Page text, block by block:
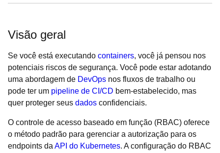
Visão geral
Se você está executando containers, você já pensou nos
potenciais riscos de segurança. Você pode estar adotando
uma abordagem de DevOps nos fluxos de trabalho ou
pode ter um pipeline de CI/CD bem-estabelecido, mas
quer proteger seus dados confidenciais.
O controle de acesso baseado em função (RBAC) oferece
o método padrão para gerenciar a autorização para os
endpoints da API do Kubernetes. A configuração do RBAC